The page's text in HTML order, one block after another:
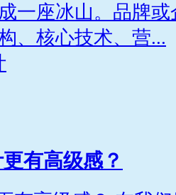
一座冰山。品牌
、核心技术、营...
有高级感？